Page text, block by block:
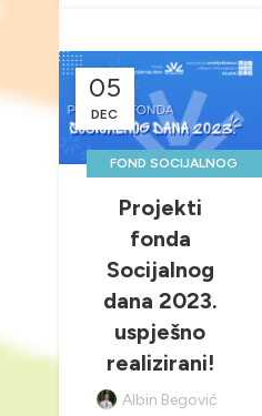
05
DEC
FOND SOCIJALNOG
NOVOSTI & PROJEKTI
Projekti
fonda
Socijalnog
dana 2023.
uspješno
realizirani!
Albin Begović